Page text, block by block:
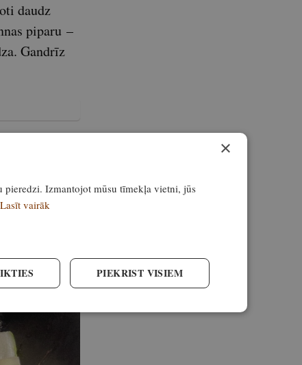
daudz
piparu –
Gandrīz
×
Izmantojot mūsu tīmekļa vietni, jūs
Lasīt vairāk
PIEKRIST VISIEM